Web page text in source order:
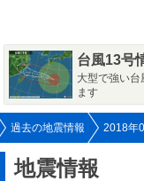
台風13号
大型で強い
ます
過去の地震情報 2018年
地震情報